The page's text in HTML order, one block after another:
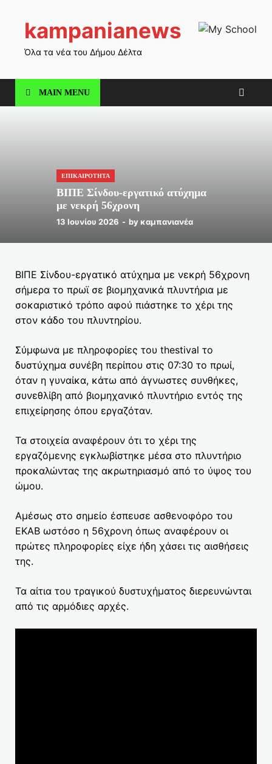
kampanianews
Όλα τα νέα του Δήμου Δέλτα
MAIN MENU
ΕΠΙΚΑΙΡΟΤΗΤΑ
ΒΙΠΕ Σίνδου-εργατικό ατύχημα
με νεκρή 56χρονη
13 Ιουνίου 2026 - by καμπανιανέα
ΒΙΠΕ Σίνδου-εργατικό ατύχημα με νεκρή 56χρονη
σήμερα το πρωϊ σε βιομηχανικά πλυντήρια με
σοκαριστικό τρόπο αφού πιάστηκε το χέρι της
στον κάδο του πλυντηρίου.
Σύμφωνα με πληροφορίες του thestival το
δυστύχημα συνέβη περίπου στις 07:30 το πρωί,
όταν η γυναίκα, κάτω από άγνωστες συνθήκες,
συνεθλίβη από βιομηχανικό πλυντήριο εντός της
επιχείρησης όπου εργαζόταν.
Τα στοιχεία αναφέρουν ότι το χέρι της
εργαζόμενης εγκλωβίστηκε μέσα στο πλυντήριο
προκαλώντας της ακρωτηριασμό από το ύψος του
ώμου.
Αμέσως στο σημείο έσπευσε ασθενοφόρο του
ΕΚΑΒ ωστόσο η 56χρονη όπως αναφέρουν οι
πρώτες πληροφορίες είχε ήδη χάσει τις αισθήσεις
της.
Τα αίτια του τραγικού δυστυχήματος διερευνώνται
από τις αρμόδιες αρχές.